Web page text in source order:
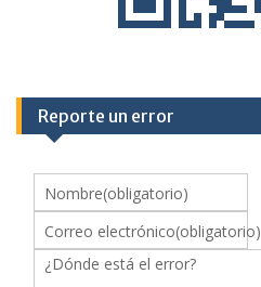
Reporte un error
Nombre(obligatorio)
Correo electrónico(obligatorio)
¿Dónde está el error?